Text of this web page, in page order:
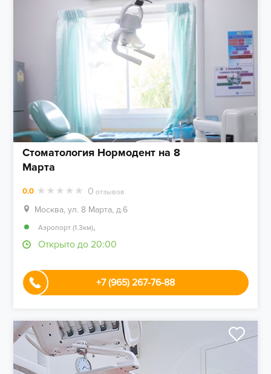
Стоматология Нормодент на 8
Марта
0.0 0 отзывов
Москва, ул. 8 Марта, д.6
Аэропорт (1.3км),
Открыто до 20:00
+7 (965) 267-76-88